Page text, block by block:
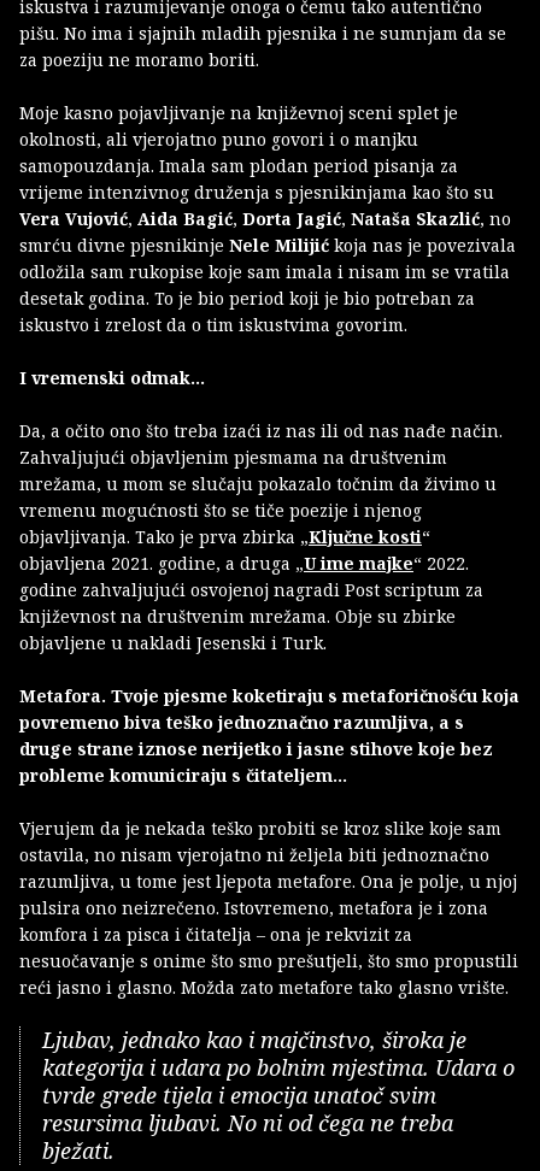
iskustva i razumijevanje onoga o čemu tako autentično
pišu. No ima i sjajnih mladih pjesnika i ne sumnjam da se
za poeziju ne moramo boriti.
Moje kasno pojavljivanje na književnoj sceni splet je
okolnosti, ali vjerojatno puno govori i o manjku
samopouzdanja. Imala sam plodan period pisanja za
vrijeme intenzivnog druženja s pjesnikinjama kao što su
Vera Vujović, Aida Bagić, Dorta Jagić, Nataša Skazlić, no
smrću divne pjesnikinje Nele Milijić koja nas je povezivala
odložila sam rukopise koje sam imala i nisam im se vratila
desetak godina. To je bio period koji je bio potreban za
iskustvo i zrelost da o tim iskustvima govorim.
I vremenski odmak…
Da, a očito ono što treba izaći iz nas ili od nas nađe način.
Zahvaljujući objavljenim pjesmama na društvenim
mrežama, u mom se slučaju pokazalo točnim da živimo u
vremenu mogućnosti što se tiče poezije i njenog
objavljivanja. Tako je prva zbirka „Ključne kosti“
objavljena 2021. godine, a druga „U ime majke“ 2022.
godine zahvaljujući osvojenoj nagradi Post scriptum za
književnost na društvenim mrežama. Obje su zbirke
objavljene u nakladi Jesenski i Turk.
Metafora. Tvoje pjesme koketiraju s metaforičnošću koja
povremeno biva teško jednoznačno razumljiva, a s
druge strane iznose nerijetko i jasne stihove koje bez
probleme komuniciraju s čitateljem...
Vjerujem da je nekada teško probiti se kroz slike koje sam
ostavila, no nisam vjerojatno ni željela biti jednoznačno
razumljiva, u tome jest ljepota metafore. Ona je polje, u njoj
pulsira ono neizrečeno. Istovremeno, metafora je i zona
komfora i za pisca i čitatelja – ona je rekvizit za
nesuočavanje s onime što smo prešutjeli, što smo propustili
reći jasno i glasno. Možda zato metafore tako glasno vrište.
Ljubav, jednako kao i majčinstvo, široka je
kategorija i udara po bolnim mjestima. Udara o
tvrde grede tijela i emocija unatoč svim
resursima ljubavi. No ni od čega ne treba
bježati.